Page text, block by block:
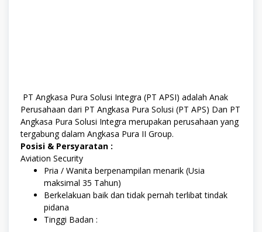
PT Angkasa Pura Solusi Integra (PT APSI) adalah Anak
Perusahaan dari PT Angkasa Pura Solusi (PT APS) Dan PT
Angkasa Pura Solusi Integra merupakan perusahaan yang
tergabung dalam Angkasa Pura II Group.
Posisi & Persyaratan :
Aviation Security
Pria / Wanita berpenampilan menarik (Usia
maksimal 35 Tahun)
Berkelakuan baik dan tidak pernah terlibat tindak
pidana
Tinggi Badan :